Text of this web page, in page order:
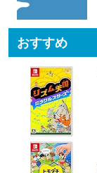
おすすめ